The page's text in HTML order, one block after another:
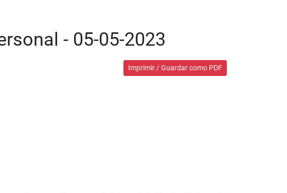
- 05-05-2023
Imprimir / Guardar como PDF